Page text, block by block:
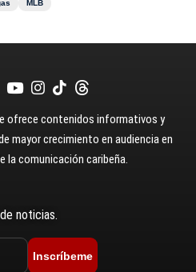
MLB
ofrece contenidos informativos y
mayor crecimiento en audiencia en
la comunicación caribeña.
noticias.
Inscríbeme